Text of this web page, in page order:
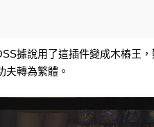
據說用了這插件變成木樁王，
夫轉為繁體。